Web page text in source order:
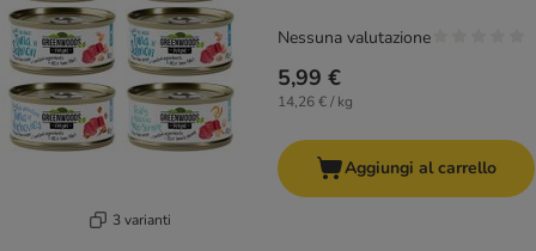
3 varianti
5,99 €
14,26 € / kg
Nessuna valutazione
Aggiungi al carrello